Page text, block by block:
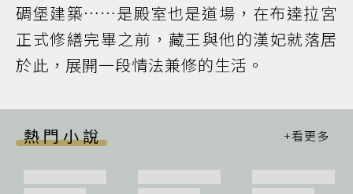
碉堡建築……是殿室也是道場，在布達拉宮
正式修繕完畢之前，藏王與他的漢妃就落居
於此，展開一段情法兼修的生活。
熱門小說